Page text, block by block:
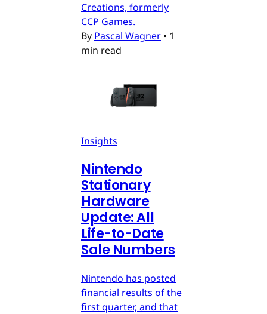
Creations, formerly
CCP Games.
By Pascal Wagner • 1
min read
Insights
Nintendo
Stationary
Hardware
Update: All
Life-to-Date
Sale Numbers
Nintendo has posted
financial results of the
first quarter, and that